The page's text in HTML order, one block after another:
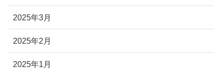
2025年3月
2025年2月
2025年1月